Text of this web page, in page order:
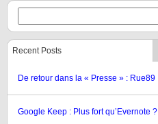
Recent Posts
De retour dans la « Presse » : Rue89
Google Keep : Plus fort qu’Evernote ?